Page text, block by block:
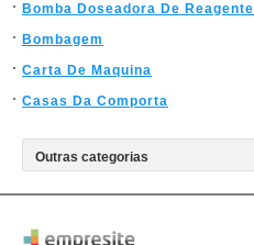
Bomba Doseadora De Reagente
Bombagem
Carta De Maquina
Casas Da Comporta